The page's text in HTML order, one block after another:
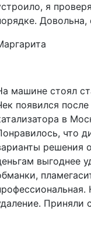
я
Довольна,
машине стоял
появился
в
что
решения
выгоднее
Приняли